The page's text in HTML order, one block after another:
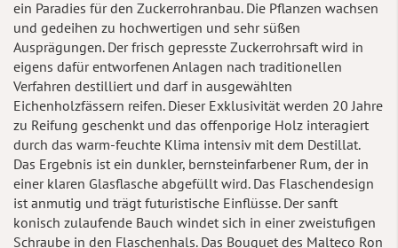
ein Paradies für den Zuckerrohranbau. Die Pflanzen wachsen
und gedeihen zu hochwertigen und sehr süßen
Ausprägungen. Der frisch gepresste Zuckerrohrsaft wird in
eigens dafür entworfenen Anlagen nach traditionellen
Verfahren destilliert und darf in ausgewählten
Eichenholzfässern reifen. Dieser Exklusivität werden 20 Jahre
zu Reifung geschenkt und das offenporige Holz interagiert
durch das warm-feuchte Klima intensiv mit dem Destillat.
Das Ergebnis ist ein dunkler, bernsteinfarbener Rum, der in
einer klaren Glasflasche abgefüllt wird. Das Flaschendesign
ist anmutig und trägt futuristische Einflüsse. Der sanft
konisch zulaufende Bauch windet sich in einer zweistufigen
Schraube in den Flaschenhals. Das Bouquet des Malteco Ron